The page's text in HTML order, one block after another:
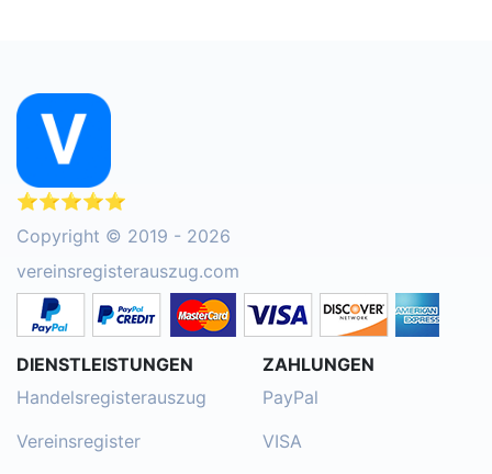
⭐⭐⭐⭐⭐
Copyright © 2019 - 2026
vereinsregisterauszug.com
DIENSTLEISTUNGEN
Handelsregisterauszug
Vereinsregister
ZAHLUNGEN
PayPal
VISA